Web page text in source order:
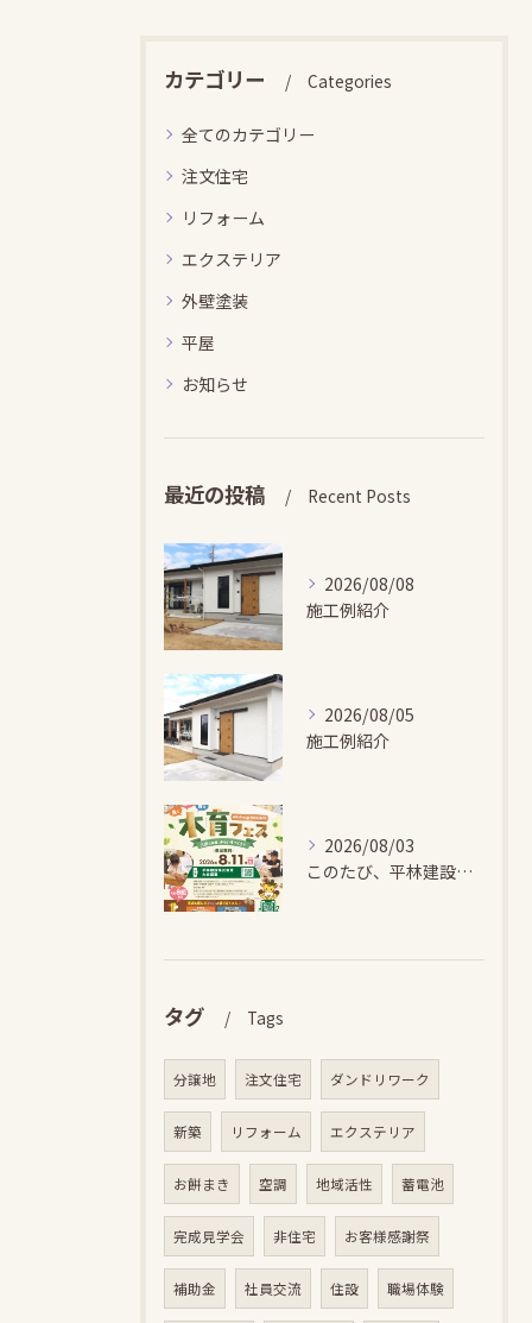
カテゴリー Categories
全てのカテゴリー
注文住宅
リフォーム
エクステリア
外壁塗装
平屋
お知らせ
最近の投稿 Recent Posts
2026/08/08
施工例紹介
2026/08/05
施工例紹介
2026/08/03
このたび、平林建設では、お子さまが木とふれあい・木について学...
タグ Tags
分譲地 注文住宅 ダンドリワーク
新築 リフォーム エクステリア
お餅まき 空調 地域活性 蓄電池
完成見学会 非住宅 お客様感謝祭
補助金 社員交流 住設 職場体験